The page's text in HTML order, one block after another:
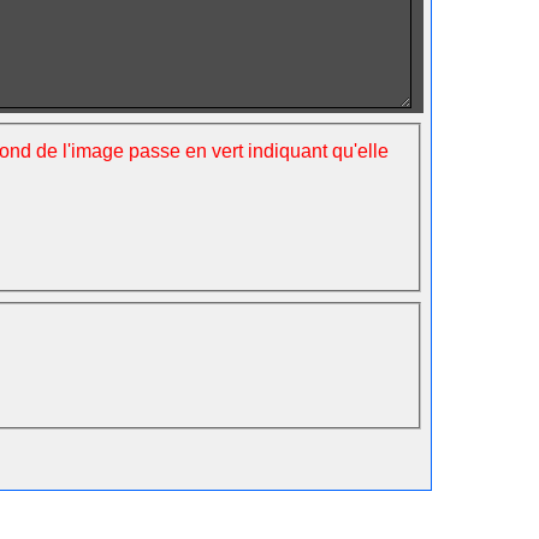
de l'image passe en vert indiquant qu'elle